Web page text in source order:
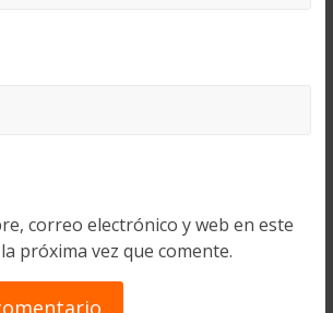
correo electrónico y web en este
próxima vez que comente.